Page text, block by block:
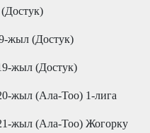
жыл (Достук)
жыл (Достук)
жыл (Ала-Тоо) 1-лига
жыл (Ала-Тоо) Жогорку